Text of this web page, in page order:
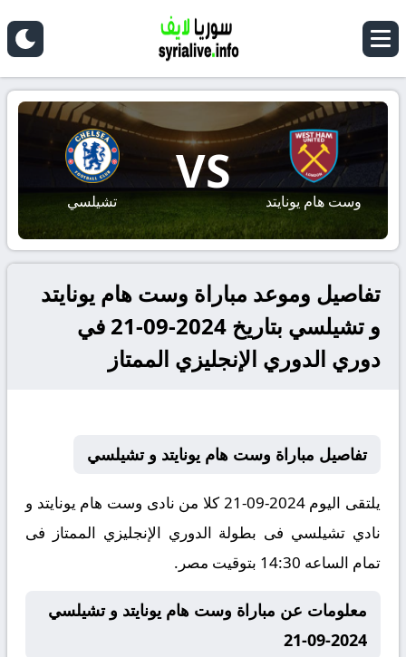
وست هام يونايتد
VS
تشيلسي
تفاصيل وموعد مباراة وست هام يونايتد
و تشيلسي بتاريخ 2024-09-21 في
دوري الدوري الإنجليزي الممتاز
تفاصيل مباراة وست هام يونايتد و تشيلسي
يلتقى اليوم 2024-09-21 كلا من نادى وست هام يونايتد و
نادي تشيلسي فى بطولة الدوري الإنجليزي الممتاز فى
تمام الساعه 14:30 بتوقيت مصر.
معلومات عن مباراة وست هام يونايتد و تشيلسي
2024-09-21